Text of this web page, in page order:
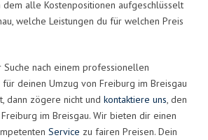
dem alle Kostenpositionen aufgeschlüsselt
welche Leistungen du für welchen Preis
nach einem professionellen
deinen Umzug von Freiburg im Breisgau
dann zögere nicht und kontaktiere uns, den
im Breisgau. Wir bieten dir einen
Service zu fairen Preisen. Dein